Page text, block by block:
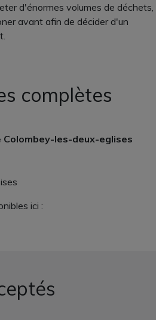
d'énormes volumes de déchets,
avant afin de décider d'un
complètes
les-deux-eglises
ici :